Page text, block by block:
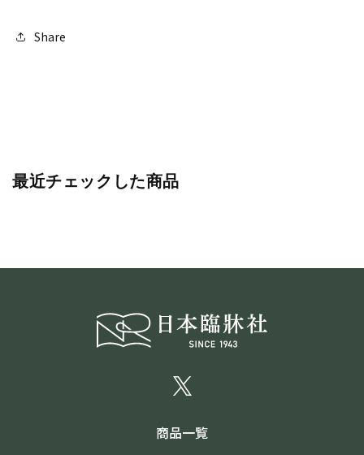
Share
最近チェックした商品
商品一覧